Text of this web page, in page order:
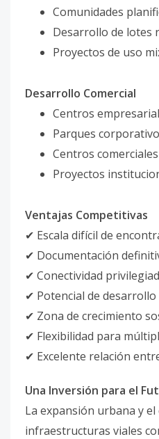
Comunidades
Desarrollo de lotes
Proyectos de uso
Desarrollo Comercial
Centros
Parques
Centros comerciales
Proyectos
Ventajas Competitivas
✔ Escala difícil de
✔ Documentación
✔ Conectividad
✔ Potencial de
✔ Zona de crecimiento
✔ Flexibilidad para
✔ Excelente relación
Una Inversión para el
La expansión urbana y
infraestructuras viales